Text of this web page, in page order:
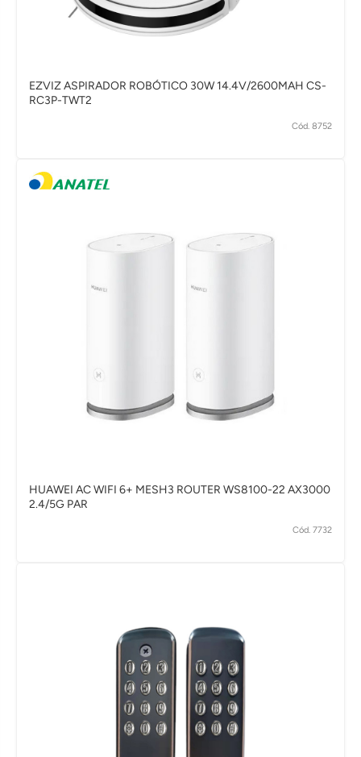
EZVIZ ASPIRADOR ROBÓTICO 30W 14.4V/2600MAH CS-
RC3P-TWT2
Cód. 8752
HUAWEI AC WIFI 6+ MESH3 ROUTER WS8100-22 AX3000
2.4/5G PAR
Cód. 7732